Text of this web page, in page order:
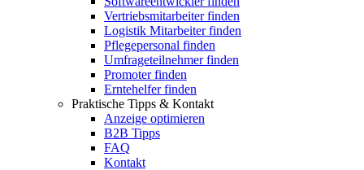
Vertriebsmitarbeiter finden
Logistik Mitarbeiter finden
Pflegepersonal finden
Umfrageteilnehmer finden
Promoter finden
Erntehelfer finden
Praktische Tipps & Kontakt
Anzeige optimieren
B2B Tipps
FAQ
Kontakt